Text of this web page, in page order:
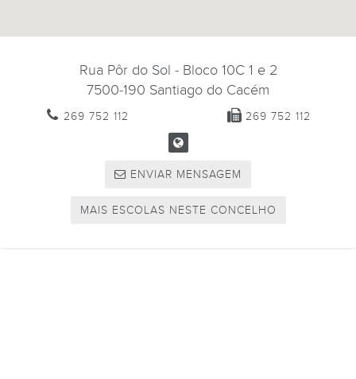
Rua Pôr do Sol - Bloco 10C 1 e 2
7500-190 Santiago do Cacém
269 752 112 269 752 112
ENVIAR MENSAGEM
MAIS ESCOLAS NESTE CONCELHO